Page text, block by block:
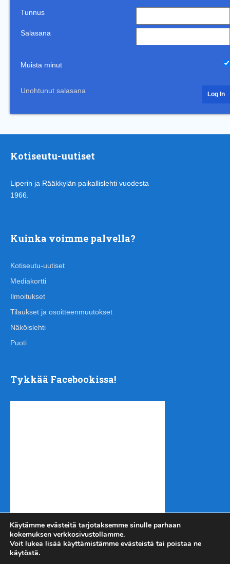
Tunnus
Salasana
Muista minut
Unohtunut salasana
Kotiseutu-uutiset
Liperin ja Rääkkylän paikallislehti vuodesta
1966.
Kuinka voimme palvella?
Kotiseutu-uutiset
Mediakortti
Ilmoitukset
Tilaukset ja osoitteenmuutokset
Näköislehti
Puoti
Tykkää Facebookissa!
Käytämme evästeitä tarjotaksemme sinulle parhaan
kokemuksen verkkosivustollamme.
Voit lukea lisää käyttämistämme evästeistä tai poistaa ne
käytöstä.